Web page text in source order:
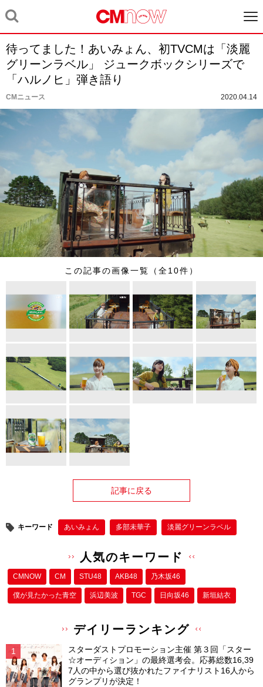
待ってました！あいみょん、初TVCMは「淡麗
グリーンラベル」 ジュークボックシリーズで
「ハルノヒ」弾き語り
CMニュース 2020.04.14
この記事の画像一覧（全10件）
記事に戻る
キーワード あいみょん 多部未華子 淡麗グリーンラベル
人気のキーワード
CMNOW CM STU48 AKB48 乃木坂46
僕が⾒たかった⻘空 浜辺美波 TGC 日向坂46 新垣結衣
デイリーランキング
スターダストプロモーション主催 第３回「スター
☆オーディション」の最終選考会。応募総数16,39
7人の中から選び抜かれたファイナリスト16人から
グランプリが決定！